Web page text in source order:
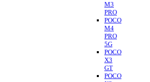
M3
PRO
POCO
M4
PRO
5G
POCO
X3
GT
POCO